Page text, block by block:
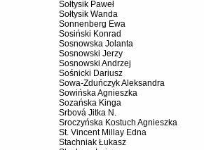
Sołtysik Paweł
Sołtysik Wanda
Sonnenberg Ewa
Sosiński Konrad
Sosnowska Jolanta
Sosnowski Jerzy
Sosnowski Andrzej
Sośnicki Dariusz
Sowa-Zduńczyk Aleksandra
Sowińska Agnieszka
Sozańska Kinga
Srbová Jitka N.
Sroczyńska Kostuch Agnieszka
St. Vincent Millay Edna
Stachniak Łukasz